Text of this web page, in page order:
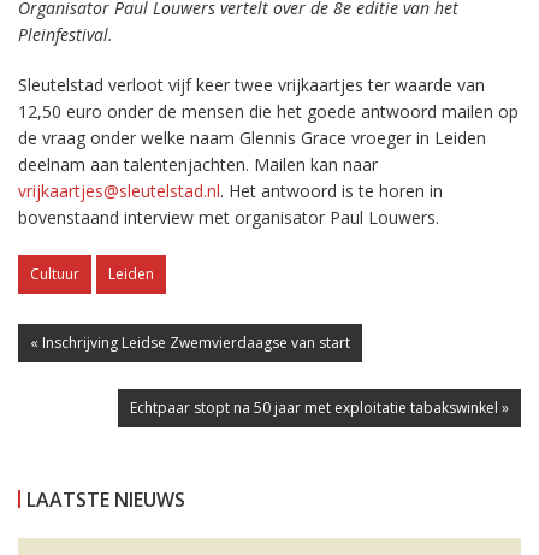
Organisator Paul Louwers vertelt over de 8e editie van het
Pleinfestival.
Sleutelstad verloot vijf keer twee vrijkaartjes ter waarde van
12,50 euro onder de mensen die het goede antwoord mailen op
de vraag onder welke naam Glennis Grace vroeger in Leiden
deelnam aan talentenjachten. Mailen kan naar
vrijkaartjes@sleutelstad.nl. Het antwoord is te horen in
bovenstaand interview met organisator Paul Louwers.
Cultuur Leiden
« Inschrijving Leidse Zwemvierdaagse van start
Echtpaar stopt na 50 jaar met exploitatie tabakswinkel »
LAATSTE NIEUWS